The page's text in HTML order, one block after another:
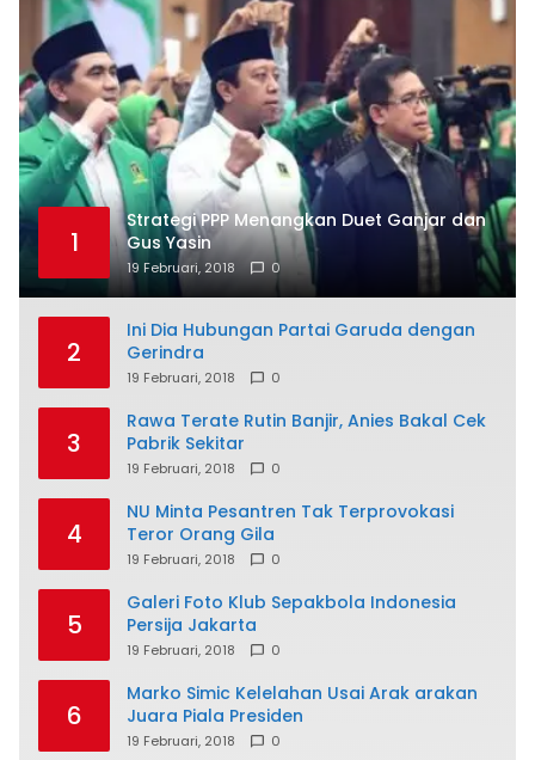
1
Strategi PPP Menangkan Duet Ganjar dan
Gus Yasin
19 Februari, 2018 0
2
Ini Dia Hubungan Partai Garuda dengan
Gerindra
19 Februari, 2018 0
3
Rawa Terate Rutin Banjir, Anies Bakal Cek
Pabrik Sekitar
19 Februari, 2018 0
4
NU Minta Pesantren Tak Terprovokasi
Teror Orang Gila
19 Februari, 2018 0
5
Galeri Foto Klub Sepakbola Indonesia
Persija Jakarta
19 Februari, 2018 0
6
Marko Simic Kelelahan Usai Arak arakan
Juara Piala Presiden
19 Februari, 2018 0